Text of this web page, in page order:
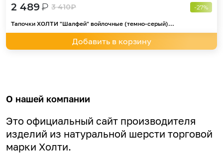
2 489₽ 3 410₽ -27%
Тапочки ХОЛТИ "Шалфей" войлочные (темно-серый)...
Добавить в корзину
О нашей компании
Это официальный сайт производителя
изделий из натуральной шерсти торговой
марки Холти.